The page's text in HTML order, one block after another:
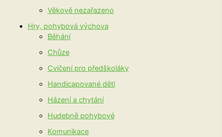
Věkově nezařazeno
Hry, pohybová výchova
Běhání
Chůze
Cvičení pro předškoláky
Handicapované děti
Házení a chytání
Hudebně pohybové
Komunikace